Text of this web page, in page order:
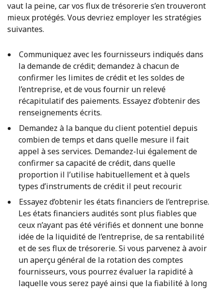
vaut la peine, car vos flux de trésorerie s’en trouveront
mieux protégés. Vous devriez employer les stratégies
suivantes.
Communiquez avec les fournisseurs indiqués dans
la demande de crédit; demandez à chacun de
confirmer les limites de crédit et les soldes de
l’entreprise, et de vous fournir un relevé
récapitulatif des paiements. Essayez d’obtenir des
renseignements écrits.
Demandez à la banque du client potentiel depuis
combien de temps et dans quelle mesure il fait
appel à ses services. Demandez-lui également de
confirmer sa capacité de crédit, dans quelle
proportion il l’utilise habituellement et à quels
types d’instruments de crédit il peut recourir.
Essayez d’obtenir les états financiers de l’entreprise.
Les états financiers audités sont plus fiables que
ceux n’ayant pas été vérifiés et donnent une bonne
idée de la liquidité de l’entreprise, de sa rentabilité
et de ses flux de trésorerie. Si vous parvenez à avoir
un aperçu général de la rotation des comptes
fournisseurs, vous pourrez évaluer la rapidité à
laquelle vous serez payé ainsi que la fiabilité à long